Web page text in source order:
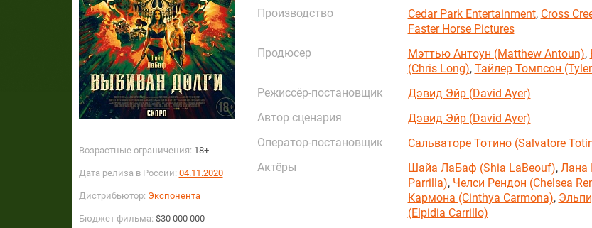
Возрастные ограничения: 18+
Дата релиза в России: 04.11.2020
Дистрибьютор: Экспонента
Бюджет фильма: $30 000 000
Производство
Cedar Park Entertainment, Cross
Faster Horse Pictures
Продюсер
Мэттью Антоун (Matthew Antoun),
(Chris Long), Тайлер Томпсон
Режиссёр-постановщик
Дэвид Эйр (David Ayer)
Автор сценария
Дэвид Эйр (David Ayer)
Оператор-постановщик
Сальваторе Тотино (Salvatore
Актёры
Шайа ЛаБаф (Shia LaBeouf), Лана
Parrilla), Челси Рендон (Chelsea
Кармона (Cinthya Carmona),
(Elpidia Carrillo)